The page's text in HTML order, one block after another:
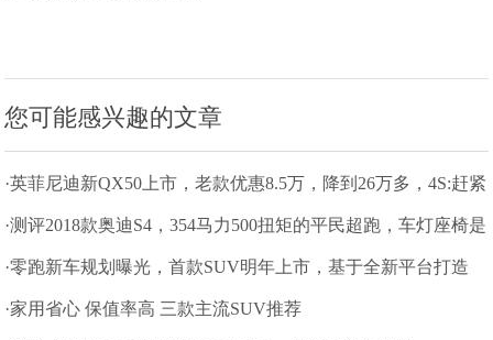
您可能感兴趣的文章
·英菲尼迪新QX50上市，老款优惠8.5万，降到26万多，4S:赶紧
抄底吧
·测评2018款奥迪S4，354马力500扭矩的平民超跑，车灯座椅是
亮点
·零跑新车规划曝光，首款SUV明年上市，基于全新平台打造
·家用省心 保值率高 三款主流SUV推荐